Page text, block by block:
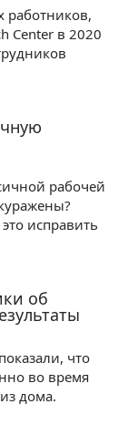
работников,
Center в 2020
рабочей
исправить
об
что
во время
дома.